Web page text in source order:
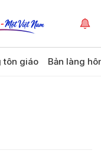
tôn giáo Bản làng